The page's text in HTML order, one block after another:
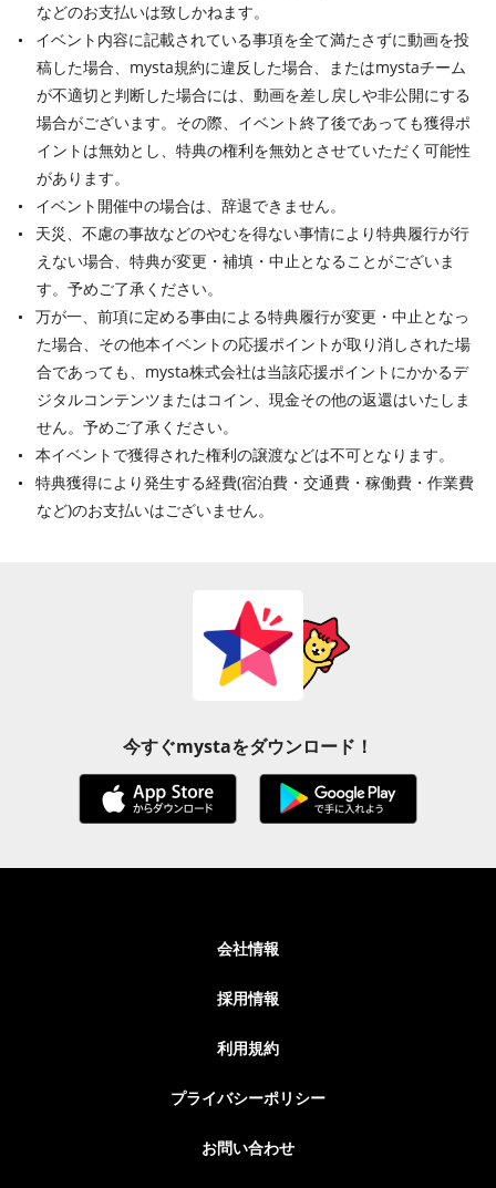
などのお支払いは致しかねます。
イベント内容に記載されている事項を全て満たさずに動画を投
稿した場合、mysta規約に違反した場合、またはmystaチーム
が不適切と判断した場合には、動画を差し戻しや非公開にする
場合がございます。その際、イベント終了後であっても獲得ポ
イントは無効とし、特典の権利を無効とさせていただく可能性
があります。
イベント開催中の場合は、辞退できません。
天災、不慮の事故などのやむを得ない事情により特典履行が行
えない場合、特典が変更・補填・中止となることがございま
す。予めご了承ください。
万が一、前項に定める事由による特典履行が変更・中止となっ
た場合、その他本イベントの応援ポイントが取り消しされた場
合であっても、mysta株式会社は当該応援ポイントにかかるデ
ジタルコンテンツまたはコイン、現金その他の返還はいたしま
せん。予めご了承ください。
本イベントで獲得された権利の譲渡などは不可となります。
特典獲得により発生する経費(宿泊費・交通費・稼働費・作業費
など)のお支払いはございません。
今すぐmystaをダウンロード！
会社情報
採用情報
利用規約
プライバシーポリシー
お問い合わせ